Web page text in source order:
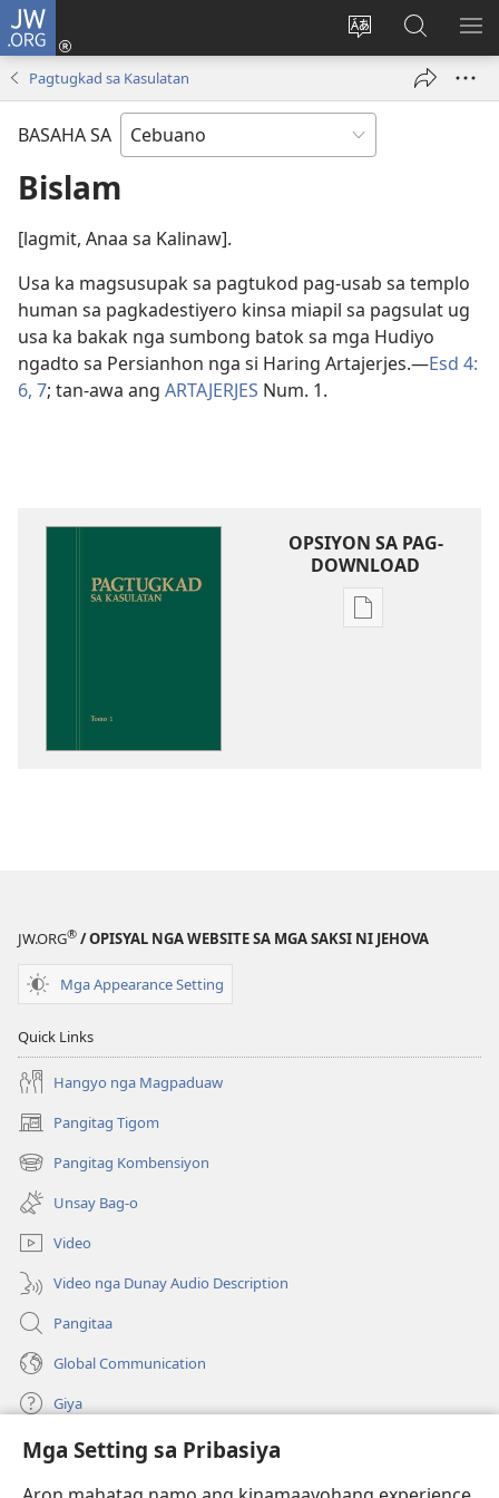
Mga Setting sa Pribasiya
JW.ORG
Ilisi
pinulongan
sa
site
Log
ug
Pangitaa
sa
JW.ORG
Pagtugkad sa Kasulatan
BASAHA SA
Bislam
[lagmit, Anaa sa Kalinaw].
Usa ka magsusupak sa pagtukod pag-usab sa templo
human sa pagkadestiyero kinsa miapil sa pagsulat ug
usa ka bakak nga sumbong batok sa mga Hudiyo
ngadto sa Persianhon nga si Haring Artajerjes.​—Esd 4:​
6, 7; tan-awa ang ARTAJERJES Num. 1.
OPSIYON SA PAG-
DOWNLOAD
Opsiyon
JW.ORG® / OPISYAL NGA WEBSITE SA MGA SAKSI NI JEHOVA
Mga Appearance Setting
Quick Links
Hangyo nga Magpaduaw
Pangitag Tigom
(mo-
open
ug
bag-
ong
window)
Pangitag Kombensiyon
(mo-
open
ug
bag-
ong
window)
Unsay Bag-o
Video
Video nga Dunay Audio Description
Pangitaa
Global Communication
Giya
Donasyon
(mo-
open